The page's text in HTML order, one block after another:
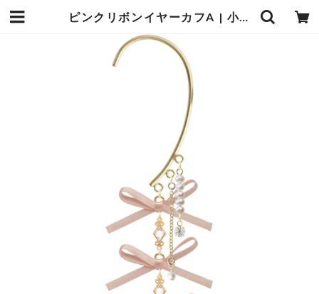
ピンクリボンイヤーカフA | 小鳥遊ふみ オンラインショップ